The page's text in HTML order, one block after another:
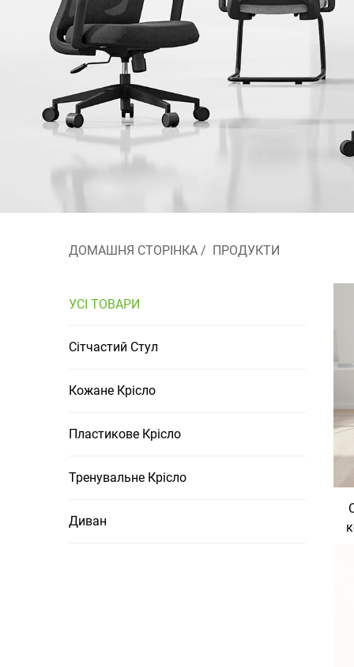
ДОМАШНЯ СТОРІНКА / ПРОДУКТИ
УСІ ТОВАРИ
Сітчастий Стул
Кожане Крісло
Пластикове Крісло
Тренувальне Крісло
Диван